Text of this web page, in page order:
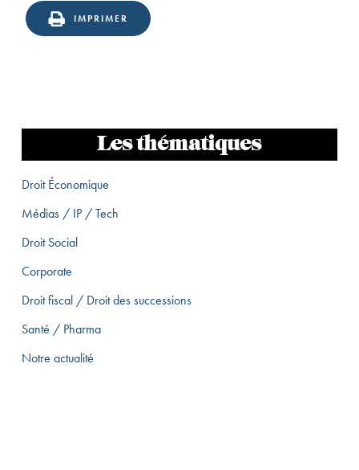
IMPRIMER
Les thématiques
Droit Économique
Médias / IP / Tech
Droit Social
Corporate
Droit fiscal / Droit des successions
Santé / Pharma
Notre actualité